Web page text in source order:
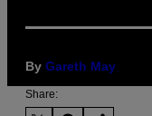
By Gareth May
Share: